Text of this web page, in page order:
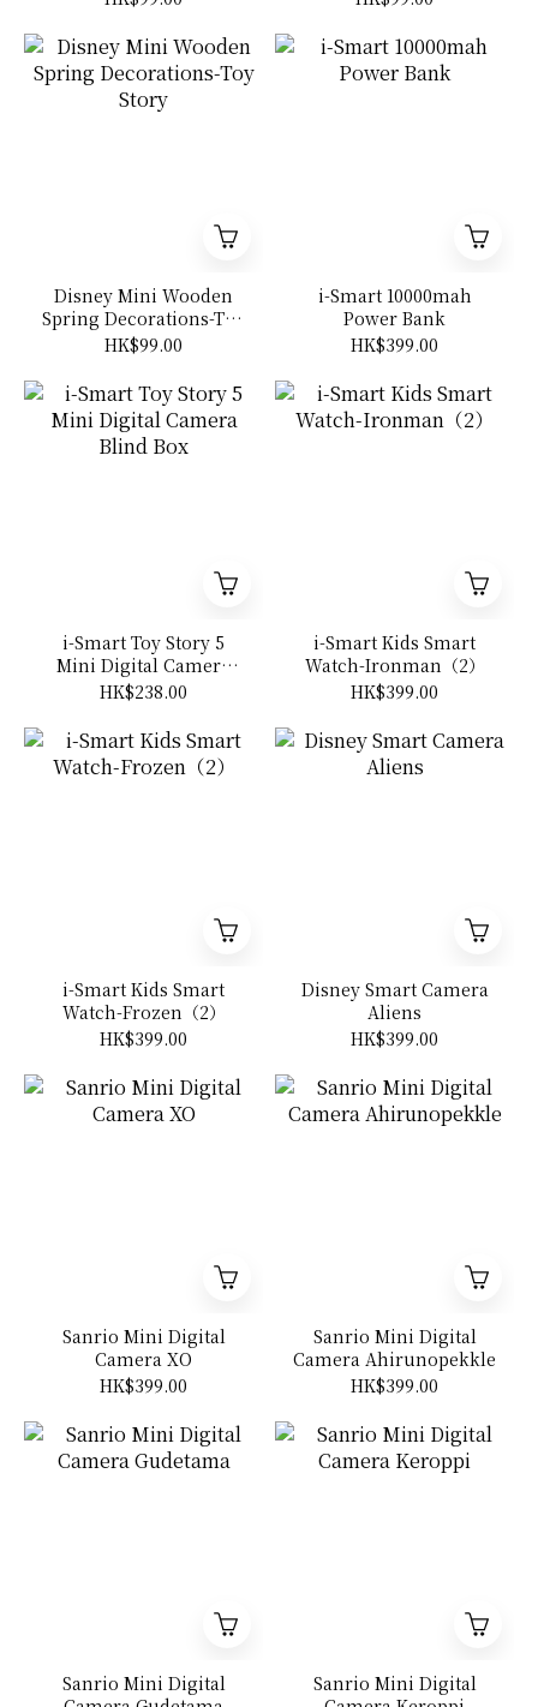
Disney Mini Wooden
Spring Decorations-Toy
Story
HK$99.00
i-Smart 10000mah
Power Bank
HK$399.00
i-Smart Toy Story 5
Mini Digital Camera
Blind Box
HK$238.00
i-Smart Kids Smart
Watch-Ironman（2）
HK$399.00
i-Smart Kids Smart
Watch-Frozen（2）
HK$399.00
Disney Smart Camera
Aliens
HK$399.00
Sanrio Mini Digital
Camera XO
HK$399.00
Sanrio Mini Digital
Camera Ahirunopekkle
HK$399.00
Sanrio Mini Digital
Sanrio Mini Digital